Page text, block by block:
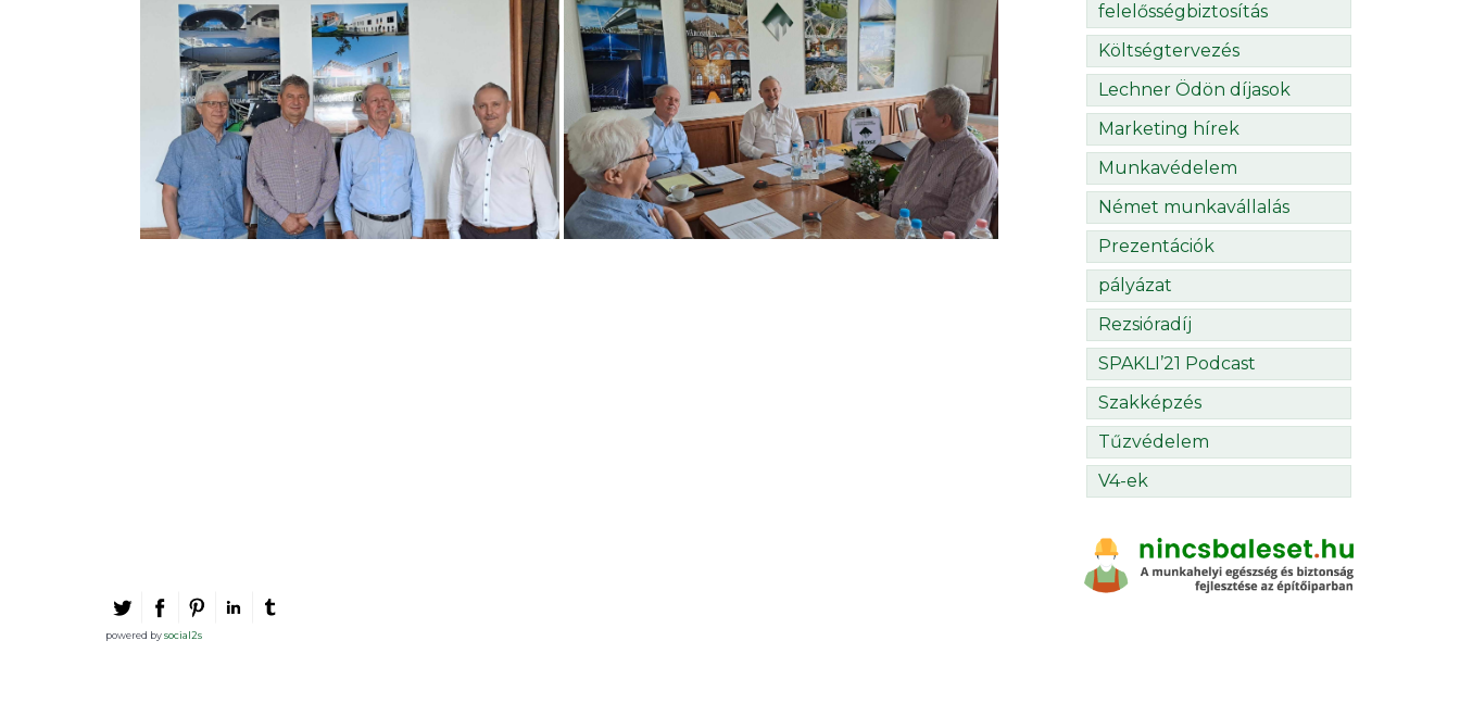
powered bysocial2s
felelősségbiztosítás
Költségtervezés
Lechner Ödön díjasok
Marketing hírek
Munkavédelem
Német munkavállalás
Prezentációk
pályázat
Rezsióradíj
SPAKLI’21 Podcast
Szakképzés
Tűzvédelem
V4-ek